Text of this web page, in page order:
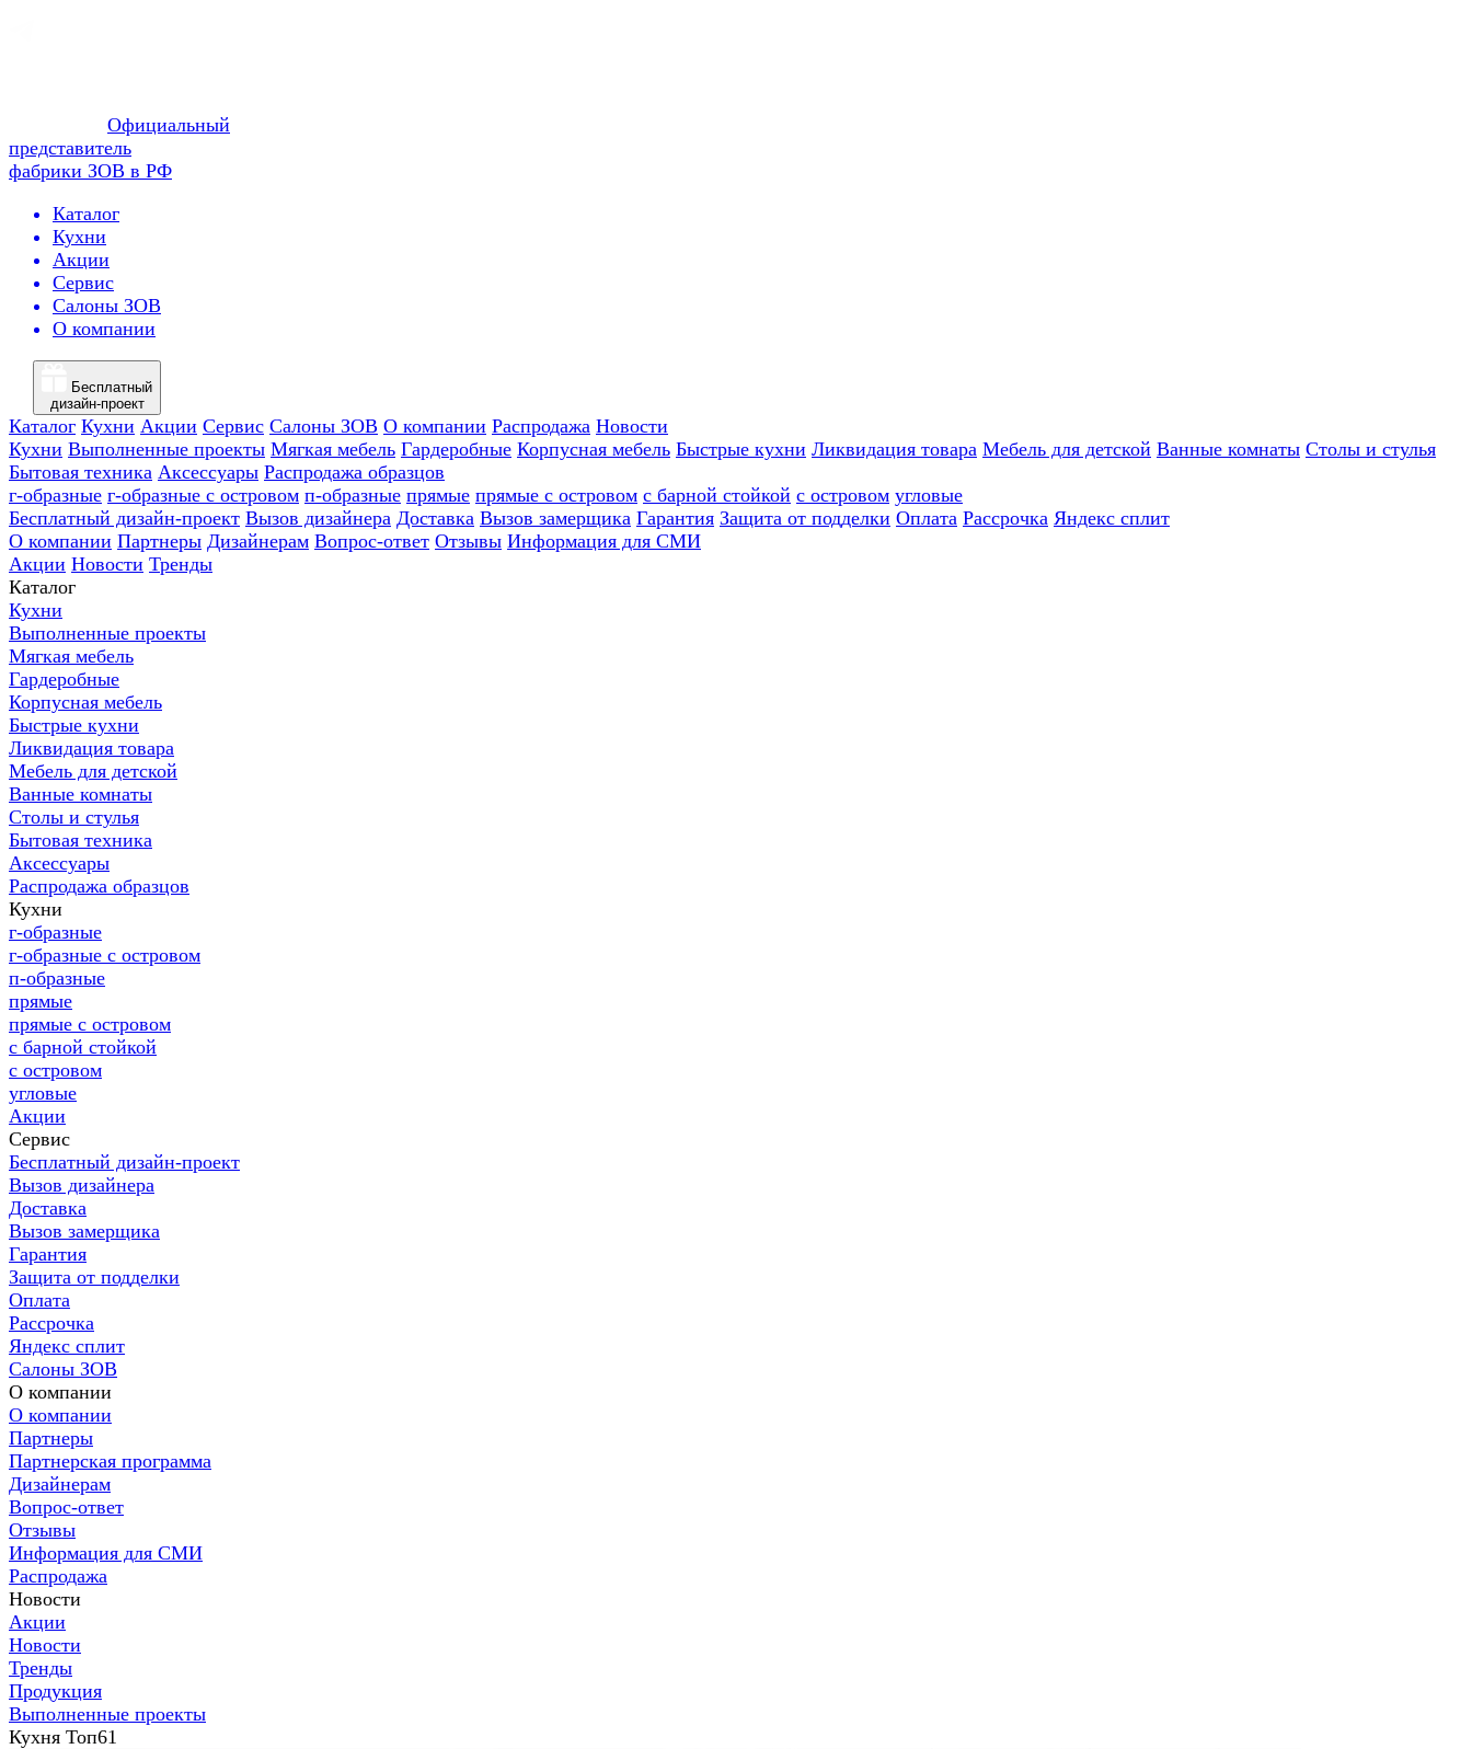
Официальный
представитель
фабрики ЗОВ в РФ
Каталог
Кухни
Акции
Сервис
Салоны ЗОВ
О компании
Бесплатный
дизайн-проект
Каталог Кухни Акции Сервис Салоны ЗОВ О компании Распродажа Новости
Кухни Выполненные проекты Мягкая мебель Гардеробные Корпусная мебель Быстрые кухни Ликвидация товара Мебель для детской Ванные комнаты Столы и стулья
Бытовая техника Аксессуары Распродажа образцов
г-образные г-образные с островом п-образные прямые прямые с островом с барной стойкой с островом угловые
Бесплатный дизайн-проект Вызов дизайнера Доставка Вызов замерщика Гарантия Защита от подделки Оплата Рассрочка Яндекс сплит
О компании Партнеры Дизайнерам Вопрос-ответ Отзывы Информация для СМИ
Акции Новости Тренды
Каталог
Кухни
Выполненные проекты
Мягкая мебель
Гардеробные
Корпусная мебель
Быстрые кухни
Ликвидация товара
Мебель для детской
Ванные комнаты
Столы и стулья
Бытовая техника
Аксессуары
Распродажа образцов
Кухни
г-образные
г-образные с островом
п-образные
прямые
прямые с островом
с барной стойкой
с островом
угловые
Акции
Сервис
Бесплатный дизайн-проект
Вызов дизайнера
Доставка
Вызов замерщика
Гарантия
Защита от подделки
Оплата
Рассрочка
Яндекс сплит
Салоны ЗОВ
О компании
О компании
Партнеры
Партнерская программа
Дизайнерам
Вопрос-ответ
Отзывы
Информация для СМИ
Распродажа
Новости
Акции
Новости
Тренды
Продукция
Выполненные проекты
Кухня Топ61